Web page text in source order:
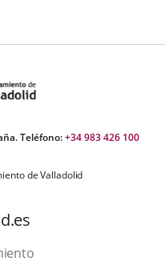
Teléfono:+34 983 426 100
de Valladolid